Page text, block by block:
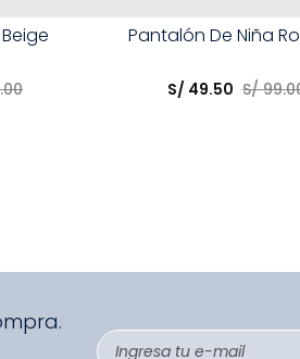
.00
TallaPantalón De Niña
S/ 49.50 S/ 99.